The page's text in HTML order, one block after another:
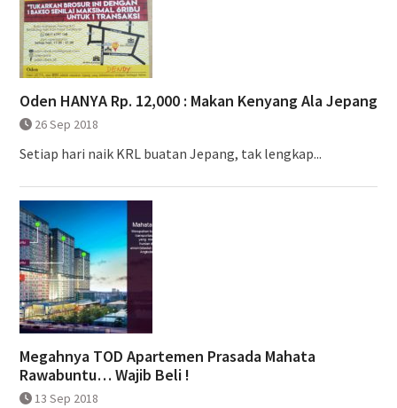
Oden HANYA Rp. 12,000 : Makan Kenyang Ala Jepang
26 Sep 2018
Setiap hari naik KRL buatan Jepang, tak lengkap...
Megahnya TOD Apartemen Prasada Mahata
Rawabuntu… Wajib Beli !
13 Sep 2018